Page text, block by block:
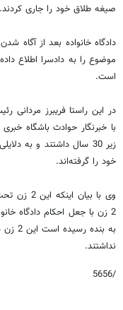
صیغه طلاق خود را جاری کردند.
دادگاه خانواده بعد از آگاه
است.
زیر 30 سال داشتند و به
خود را گرفته‌اند.
وی با
به
نداشتند.
/5656